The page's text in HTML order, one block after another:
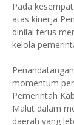
Pada
atas kinerja
dinilai terus
kelola
momentum
Pemerintah
Malut dalam
daerah yang